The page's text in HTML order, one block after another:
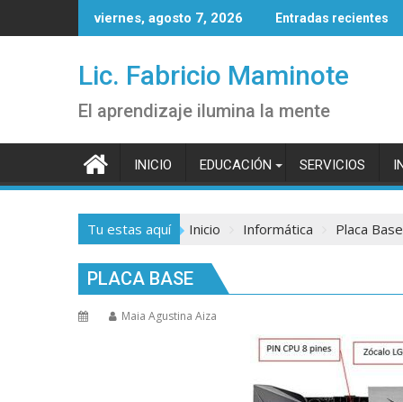
al
viernes, agosto 7, 2026 Entradas recientes
Lic. Fabricio Maminote
El aprendizaje ilumina la mente
INICIO EDUCACIÓN SERVICIOS
Tu estas aquí Inicio Informática Placa Base
PLACA BASE
Maia Agustina Aiza